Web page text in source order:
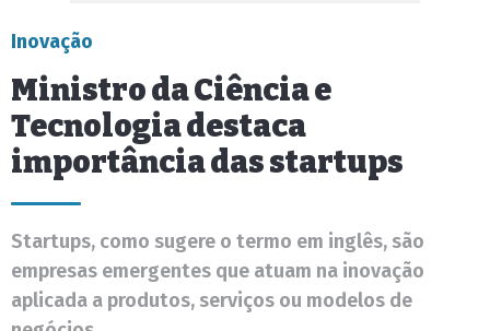
Inovação
Ministro da Ciência e
Tecnologia destaca
importância das startups
Startups, como sugere o termo em inglês, são
empresas emergentes que atuam na inovação
aplicada a produtos, serviços ou modelos de